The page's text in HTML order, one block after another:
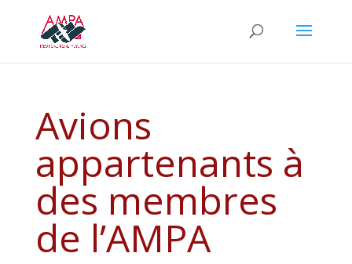
Avions
appartenants à
des membres
de l’AMPA